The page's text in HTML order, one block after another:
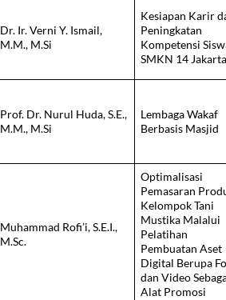
Dr. Ir. Verni Y. Ismail,
M.M., M.Si
Kesiapan Karir
Peningkatan
Kompetensi
SMKN 14
Prof. Dr. Nurul Huda, S.E.,
M.M., M.Si
Lembaga Wakaf
Berbasis Masjid
Muhammad Rofi’i, S.E.I.,
M.Sc.
Optimalisasi
Pemasaran
Kelompok Tani
Mustika Malalui
Pelatihan
Pembuatan Aset
Digital Berupa
dan Video
Alat Promosi